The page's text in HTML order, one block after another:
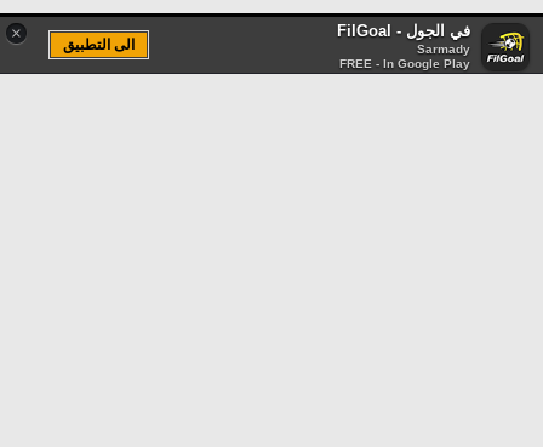
× في الجول - FilGoal
Sarmady
FREE - In Google Play
الى التطبيق